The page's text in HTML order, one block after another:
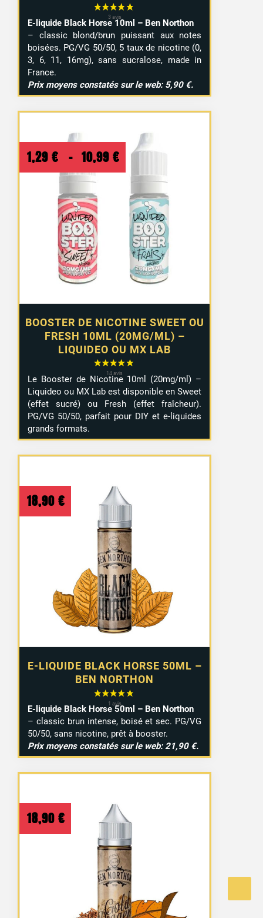
E-liquide Black Horse 10ml – Ben Northon
– classic blond/brun puissant aux notes
boisées. PG/VG 50/50, 5 taux de nicotine (0,
3, 6, 11, 16mg), sans sucralose, made in
France.
Prix moyens constatés sur le web: 5,90 €.
BOOSTER DE NICOTINE SWEET OU
FRESH 10ML (20MG/ML) –
LIQUIDEO OU MX LAB
1,29 € – 10,99 €
Plage
de
prix :
1,29 €
10,99 €
Le Booster de Nicotine 10ml (20mg/ml) –
Liquideo ou MX Lab est disponible en Sweet
(effet sucré) ou Fresh (effet fraîcheur).
PG/VG 50/50, parfait pour DIY et e-liquides
grands formats.
E-LIQUIDE BLACK HORSE 50ML –
BEN NORTHON
18,90 €
E-liquide Black Horse 50ml – Ben Northon
– classic brun intense, boisé et sec. PG/VG
50/50, sans nicotine, prêt à booster.
Prix moyens constatés sur le web: 21,90 €.
18,90 €